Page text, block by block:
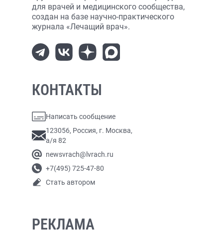
для врачей и медицинского сообщества,
создан на базе научно-практического
журнала «Лечащий врач».
КОНТАКТЫ
Написать сообщение
123056, Россия, г. Москва,
а/я 82
newsvrach@lvrach.ru
+7(495) 725-47-80
Стать автором
РЕКЛАМА